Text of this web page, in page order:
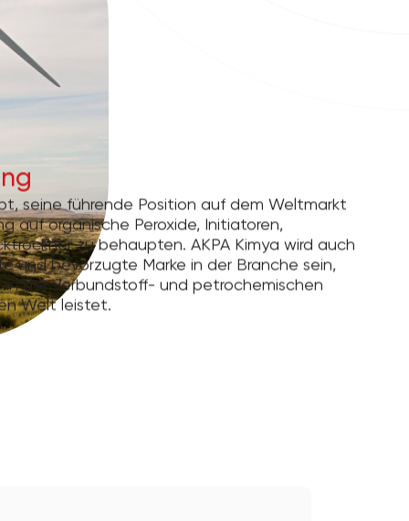
seine führende Position auf dem Weltmarkt
auf organische Peroxide, Initiatoren,
zu behaupten. AKPA Kimya wird auch
und bevorzugte Marke in der Branche sein,
in der Verbundstoff- und petrochemischen
Welt leistet.